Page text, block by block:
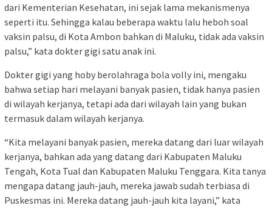
dari Kementerian Kesehatan, ini sejak lama mekanismenya
seperti itu. Sehingga kalau beberapa waktu lalu heboh soal
vaksin palsu, di Kota Ambon bahkan di Maluku, tidak ada vaksin
palsu,” kata dokter gigi satu anak ini.
Dokter gigi yang hoby berolahraga bola volly ini, mengaku
bahwa setiap hari melayani banyak pasien, tidak hanya pasien
di wilayah kerjanya, tetapi ada dari wilayah lain yang bukan
termasuk dalam wilayah kerjanya.
“Kita melayani banyak pasien, mereka datang dari luar wilayah
kerjanya, bahkan ada yang datang dari Kabupaten Maluku
Tengah, Kota Tual dan Kabupaten Maluku Tenggara. Kita tanya
mengapa datang jauh-jauh, mereka jawab sudah terbiasa di
Puskesmas ini. Mereka datang jauh-jauh kita layani,” kata